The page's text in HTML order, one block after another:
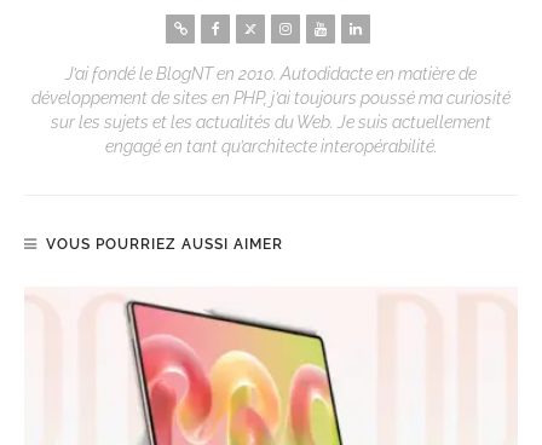
J’ai fondé le BlogNT en 2010. Autodidacte en matière de
développement de sites en PHP, j’ai toujours poussé ma curiosité
sur les sujets et les actualités du Web. Je suis actuellement
engagé en tant qu’architecte interopérabilité.
VOUS POURRIEZ AUSSI AIMER